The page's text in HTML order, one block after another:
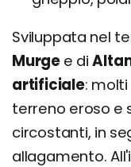
Sviluppata nel
Murge e di
artificiale:
terreno eroso e
circostanti, in
allagamento.